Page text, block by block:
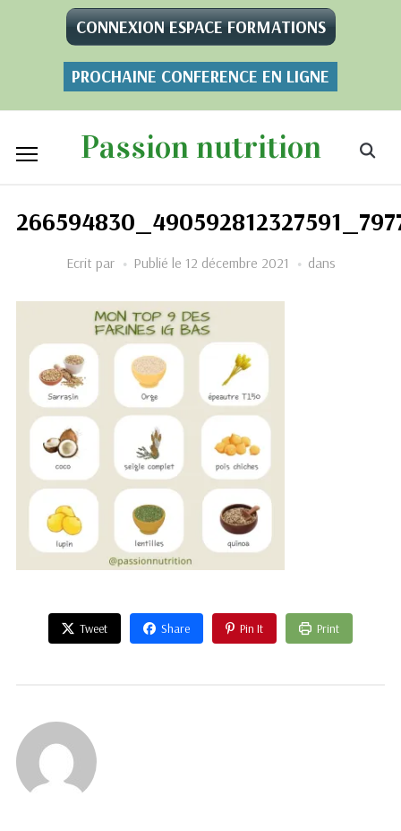
CONNEXION ESPACE FORMATIONS
PROCHAINE CONFERENCE EN LIGNE
Passion nutrition
Ecrit par Publié le 12 décembre 2021 dans
Tweet Share Pin It Print